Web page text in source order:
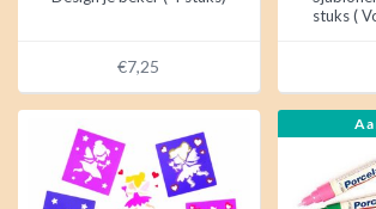
€7,25
stuks (